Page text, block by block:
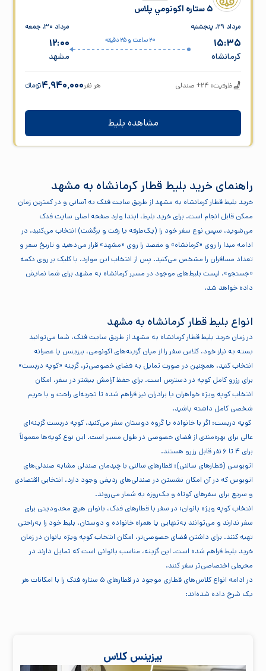
5 ستاره اکونومي پلاس
مرداد ۲۹, پنجشنبه
15:35
کرمانشاه
20 ساعت و 25 دقیقه
مرداد ۳۰, جمعه
12:00
مشهد
ظرفیت: 24+ صندلی هر نفر۴٬۹۴۰٬۰۰۰تومانء
مشاهده بلیط
راهنمای خرید بلیط قطار کرمانشاه به مشهد
خرید بلیط قطار کرمانشاه به مشهد از طریق سایت فدک به آسانی و در کمترین زمان
ممکن قابل انجام است. برای خرید بلیط، ابتدا وارد صفحه اصلی سایت فدک
می‌شوید، سپس نوع سفر خود را (یک‌طرفه یا رفت و برگشت) انتخاب می‌کنید. در
ادامه مبدا را روی «کرمانشاه» و مقصد را روی «مشهد» قرار می‌دهید و تاریخ سفر و
تعداد مسافران را مشخص می‌کنید. پس از انتخاب این موارد، با کلیک بر روی دکمه
«جستجو»، لیست بلیط‌های موجود در مسیر کرمانشاه به مشهد برای شما نمایش
داده خواهد شد.
انواع بلیط قطار کرمانشاه به مشهد
در زمان خرید بلیط قطار کرمانشاه به مشهد از طریق سایت فدک، شما می‌توانید
بسته به نیاز خود، کلاس سفر را از میان گزینه‌های اکونومی، بیزینس یا عصرانه
انتخاب کنید. همچنین در صورت تمایل به فضای خصوصی‌تر، گزینه «کوپه دربست»
برای رزرو کامل کوپه در دسترس است. برای حفظ آرامش بیشتر در سفر، امکان
انتخاب کوپه ویژه خواهران یا برادران نیز فراهم شده تا تجربه‌ای راحت و با حریم
شخصی کامل داشته باشید.
کوپه دربست: اگر با خانواده یا گروه دوستان سفر می‌کنید، کوپه دربست گزینه‌ای
عالی برای بهره‌مندی از فضای خصوصی در طول مسیر است. این نوع کوپه‌ها معمولاً
برای ۴ تا ۶ نفر قابل رزرو هستند.
اتوبوسی (قطارهای سالنی): قطارهای سالنی با چیدمان صندلی مشابه صندلی‌های
اتوبوس که در آن امکان نشستن در صندلی‌های ردیفی وجود دارد، انتخابی اقتصادی
و سریع برای سفرهای کوتاه و یک‌روزه به شمار می‌روند.
انتخاب کوپه ویژه بانوان: در سفر با قطارهای فدک، بانوان هیچ محدودیتی برای
سفر ندارند و می‌توانند به‌تنهایی یا همراه خانواده و دوستان، بلیط خود را به‌راحتی
تهیه کنند. برای داشتن فضای خصوصی‌تر، امکان انتخاب کوپه ویژه بانوان در زمان
خرید بلیط فراهم شده است. این گزینه، مناسب بانوانی است که تمایل دارند در
محیطی اختصاصی‌تر سفر کنند.
در ادامه انواع کلاس‌های قطاری موجود در قطارهای ۵ ستاره فدک را با امکانات هر
یک شرح داده شده‌اند:
بیزینس کلاس